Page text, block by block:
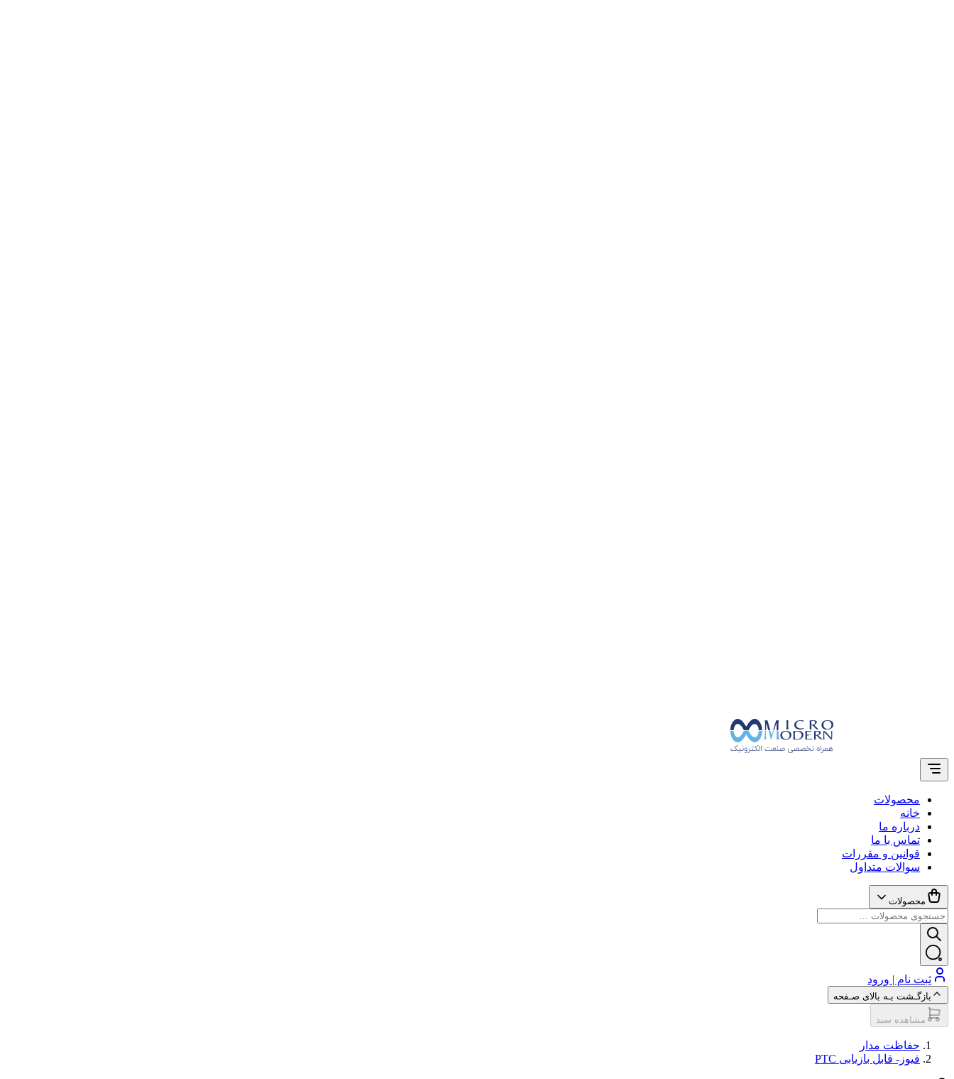
محصولات
خانه
درباره ما
تماس با ما
قوانین و مقررات
سوالات متداول
محصولات
ثبت نام | ورود
بازگـشت بـه بالای صـفحه
مشاهده سبد
حفاظت مدار
فیوز- قابل بازیابی PTC